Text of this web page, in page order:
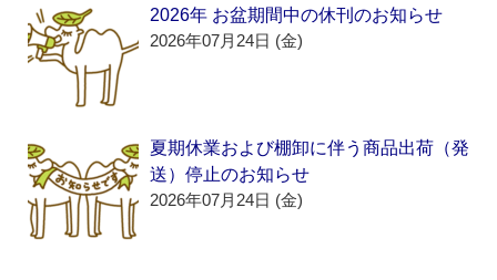
2026年 お盆期間中の休刊のお知らせ
2026年07月24日 (金)
夏期休業および棚卸に伴う商品出荷（発
送）停止のお知らせ
2026年07月24日 (金)